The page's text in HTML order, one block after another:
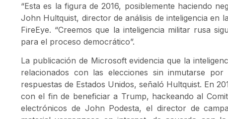
“Esta es la figura de 2016, posiblemente haciendo
John Hultquist, director de análisis de inteligencia en
FireEye. “Creemos que la inteligencia militar rusa
para el proceso democrático”.
La publicación de Microsoft evidencia que la
relacionados con las elecciones sin inmutarse
respuestas de Estados Unidos, señaló Hultquist. En
con el fin de beneficiar a Trump, hackeando al
electrónicos de John Podesta, el director de